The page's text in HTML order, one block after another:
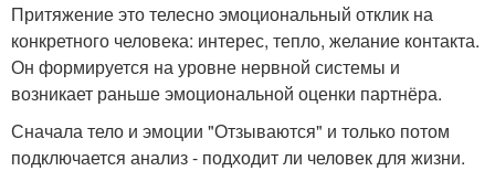
Притяжение это телесно эмоциональный отклик на
конкретного человека: интерес, тепло, желание контакта.
Он формируется на уровне нервной системы и
возникает раньше эмоциональной оценки партнёра.
Сначала тело и эмоции "Отзываются" и только потом
подключается анализ - подходит ли человек для жизни.